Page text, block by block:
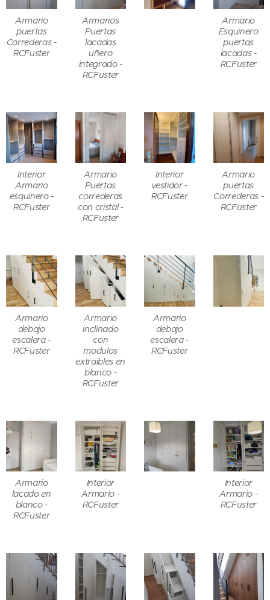
Armario
puertas
Correderas -
RCFuster
Armarios
Puertas
lacadas
uñero
integrado -
RCFuster
Armario
Esquinero
puertas
lacadas -
RCFuster
Interior
Armario
esquinero -
RCFuster
Armario
Puertas
correderas
con cristal -
RCFuster
Interior
vestidor -
RCFuster
Armario
puertas
Correderas -
RCFuster
Armario
debajo
escalera -
RCFuster
Armario
inclinado
con
modulos
extraibles en
blanco -
RCFuster
Armario
debajo
escalera -
RCFuster
Armario
lacado en
blanco -
RCFuster
Interior
Armario -
RCFuster
Interior
Armario -
RCFuster